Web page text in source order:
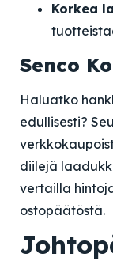
Korkea
Senco
Haluatko
edullisesti?
diilejä
vertailla
ostopäätöstä.